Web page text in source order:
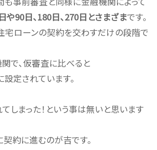
や90日、180日、270日とさまざまです。
宅ローンの契約を交わすだけの段階で
で、仮審査に比べると
定されています。
しまった！という事は無いと思います
約に進むのが吉です。